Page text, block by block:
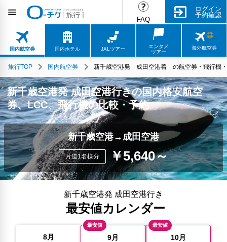
FAQ
ログイン
予約確認
国内航空券 国内ホテル JALツアー
エンタメ
ツアー
海外航空券
旅行TOP 国内航空券 新千歳空港発 成田空港着 の航空券・飛行機
新千歳空港発 成田空港行きの国内格安航空
券、LCC、飛行機の比較・予約
新千歳空港→成田空港
片道1名様分 ￥5,640～
新千歳空港発 成田空港行き
最安値カレンダー
8月
最安値
9月
最安値
10月